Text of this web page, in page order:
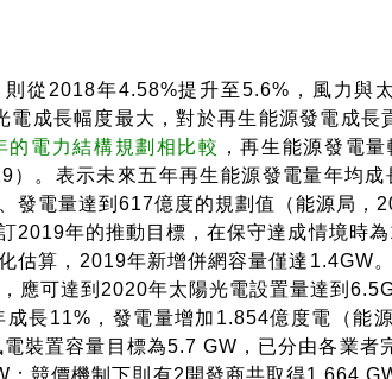
從2018年4.58%提升至5.6%，風力與
電成長幅度最大，對於再生能源發電成長
電力結構規劃相比較 ，再生能源發電
）。表示未來五年再生能源發電量年均
發電量達到617億度的規劃值（能源局，
2019年的推動目標，在保守達成情境時
估算，2019年新增併網容量僅達1.4GW
應可達到2020年太陽光電設置量達到
成長11%，發電量增加1.854億度電（能
裝置容量目標為5.7 GW，已分由各業者
競價機制下則有2開發商共取得1.664